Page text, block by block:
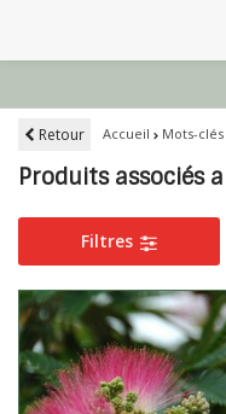
Retour Accueil Mots-clés
Produits associés
Filtres